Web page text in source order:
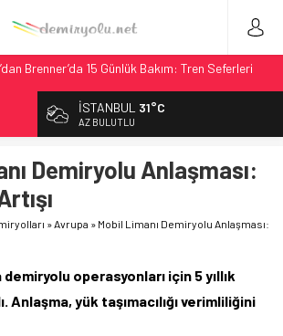
Brenner’da 15 Günlük Bakım: Tren Seferleri
2026’dan İtibaren Koltukta Bagaja Kalıcı
56 Milyon Euro’luk Yenileme: Sol Tüneli
Artışı
Erken Teslim Ama Ulusal Hedef 730 km’ye
TGV ile 28 Fransız Şehrine Tek Bilet
İSTANBUL 31°C
AZ BULUTLU
Demiryolu Anlaşması:
»Avrupa » Mobil Limanı Demiryolu Anlaşması:
demiryolu operasyonları için 5 yıllık
Anlaşma, yük taşımacılığı verimliliğini